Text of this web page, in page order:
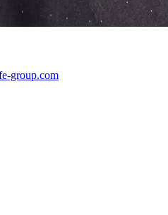
group.com